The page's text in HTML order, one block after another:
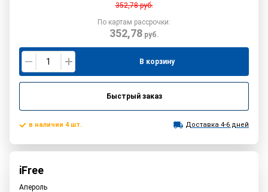
352,78руб.
По картам рассрочки:
352,78руб.
В корзину
Быстрый заказ
в наличии 4 шт. Доставка 4-6 дней
iFree
Апероль